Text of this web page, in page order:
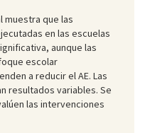
muestra que las
en las escuelas
aunque las
escolar
a reducir el AE. Las
resultados variables. Se
las intervenciones